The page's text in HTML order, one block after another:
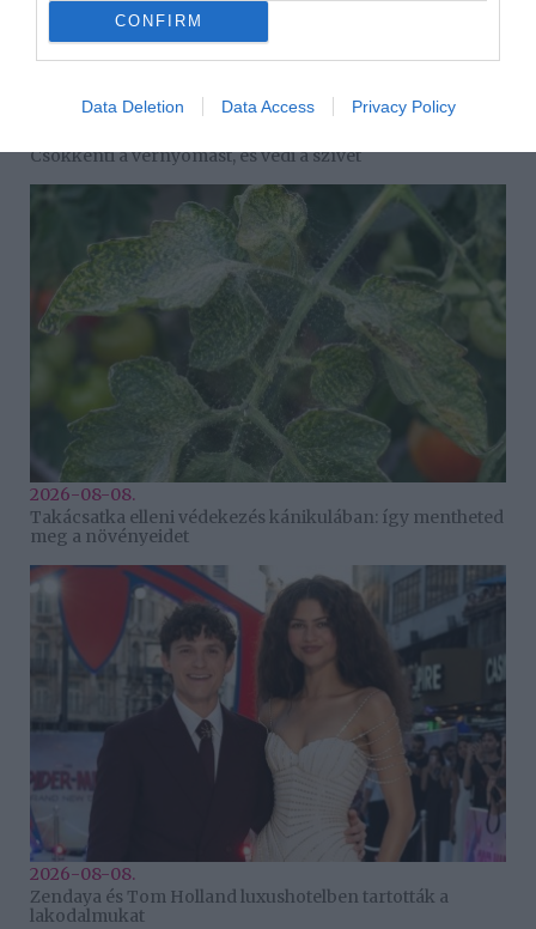
CONFIRM
Data Deletion Data Access Privacy Policy
Csökkenti a vérnyomást, és védi a szívet
2026-08-08.
Takácsatka elleni védekezés kánikulában: így mentheted
meg a növényeidet
2026-08-08.
Zendaya és Tom Holland luxushotelben tartották a
lakodalmukat